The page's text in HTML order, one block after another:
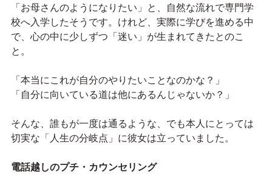
「お母さんのようになりたい」と、自然な流れで専門学
校へ入学したそうです。けれど、実際に学びを進める中
で、心の中に少しずつ「迷い」が生まれてきたとのこ
と。
「本当にこれが自分のやりたいことなのかな？」
「自分に向いている道は他にあるんじゃないか？」
そんな、誰もが一度は通るような、でも本人にとっては
切実な「人生の分岐点」に彼女は立っていました。
電話越しのプチ・カウンセリング